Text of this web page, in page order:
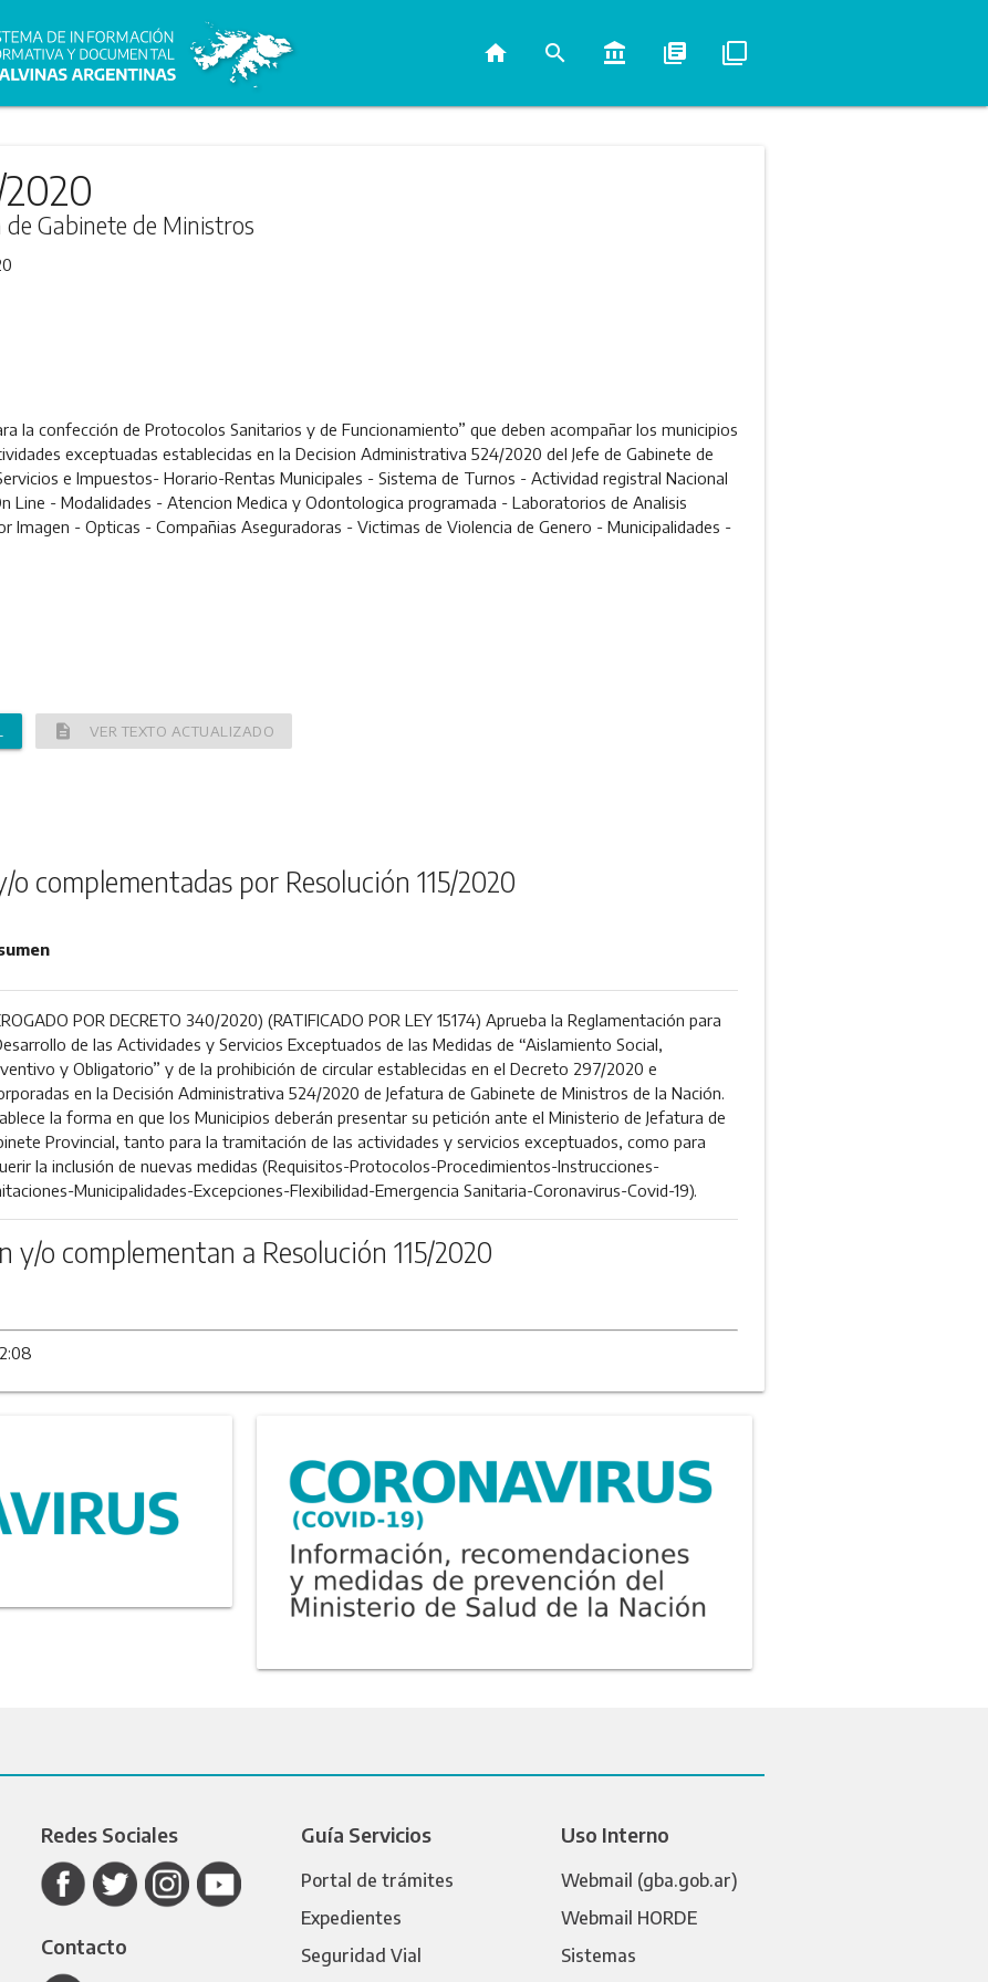
home search account_balance library_books filter_none
2020
Gabinete de Ministros
la confección de Protocolos Sanitarios y de Funcionamiento” que deben acompañar los municipios
exceptuadas establecidas en la Decision Administrativa 524/2020 del Jefe de Gabinete de
e Impuestos- Horario-Rentas Municipales - Sistema de Turnos - Actividad registral Nacional
Line - Modalidades - Atencion Medica y Odontologica programada - Laboratorios de Analisis
Imagen - Opticas - Compañias Aseguradoras - Victimas de Violencia de Genero - Municipalidades -
description VER TEXTO ACTUALIZADO
complementadas por Resolución 115/2020
POR DECRETO 340/2020) (RATIFICADO POR LEY 15174) Aprueba la Reglamentación para
de las Actividades y Servicios Exceptuados de las Medidas de “Aislamiento Social,
y Obligatorio” y de la prohibición de circular establecidas en el Decreto 297/2020 e
en la Decisión Administrativa 524/2020 de Jefatura de Gabinete de Ministros de la Nación.
la forma en que los Municipios deberán presentar su petición ante el Ministerio de Jefatura de
Provincial, tanto para la tramitación de las actividades y servicios exceptuados, como para
la inclusión de nuevas medidas (Requisitos-Protocolos-Procedimientos-Instrucciones-
Municipalidades-Excepciones-Flexibilidad-Emergencia Sanitaria-Coronavirus-Covid-19).
y/o complementan a Resolución 115/2020
Redes Sociales
Contacto
Guía Servicios
Portal de trámites
Expedientes
Seguridad Vial
Uso Interno
Webmail (gba.gob.ar)
Webmail HORDE
Sistemas